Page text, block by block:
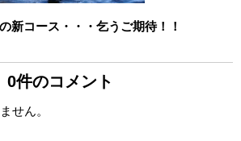
新コース・・・乞うご期待！！
0件のコメント
せん。